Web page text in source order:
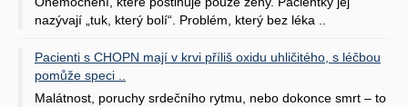
nazývají „tuk, který bolí“. Problém, který bez léka ..
Pacienti s CHOPN mají v krvi příliš oxidu uhličitého, s léčbou
pomůže speci ..
Malátnost, poruchy srdečního rytmu, nebo dokonce smrt – to